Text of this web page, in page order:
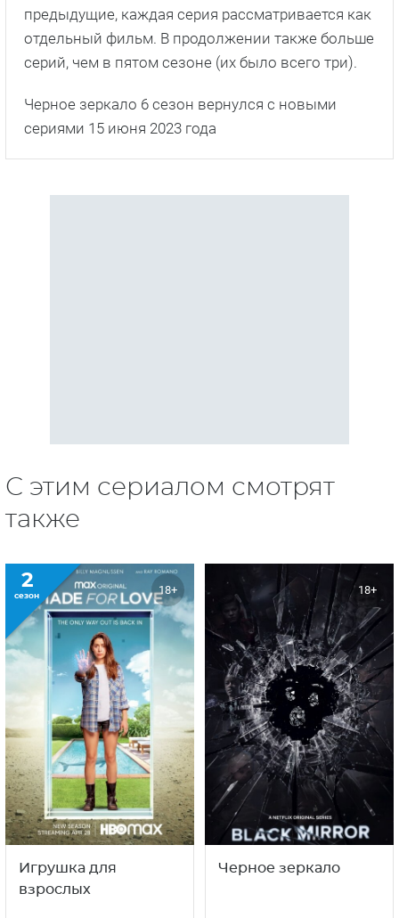
предыдущие, каждая серия рассматривается как
отдельный фильм. В продолжении также больше
серий, чем в пятом сезоне (их было всего три).
Черное зеркало 6 сезон вернулся с новыми
сериями 15 июня 2023 года
С этим сериалом смотрят
также
2
сезон 18+
Игрушка для
взрослых
18+
Черное зеркало